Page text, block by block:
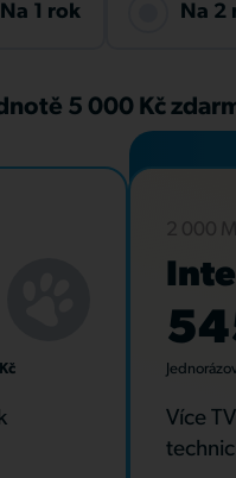
Na 1 rok Na 2
5 000 Kč
Více